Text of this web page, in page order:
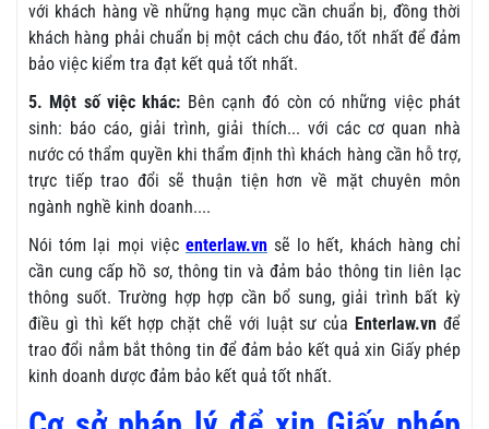
với khách hàng về những hạng mục cần chuẩn bị, đồng thời
khách hàng phải chuẩn bị một cách chu đáo, tốt nhất để đảm
bảo việc kiểm tra đạt kết quả tốt nhất.
5. Một số việc khác: Bên cạnh đó còn có những việc phát
sinh: báo cáo, giải trình, giải thích... với các cơ quan nhà
nước có thẩm quyền khi thẩm định thì khách hàng cần hỗ trợ,
trực tiếp trao đổi sẽ thuận tiện hơn về mặt chuyên môn
ngành nghề kinh doanh....
Nói tóm lại mọi việc enterlaw.vnsẽ lo hết, khách hàng chỉ
cần cung cấp hồ sơ, thông tin và đảm bảo thông tin liên lạc
thông suốt. Trường hợp hợp cần bổ sung, giải trình bất kỳ
điều gì thì kết hợp chặt chẽ với luật sư của Enterlaw.vn để
trao đổi nắm bắt thông tin để đảm bảo kết quả xin Giấy phép
kinh doanh dược đảm bảo kết quả tốt nhất.